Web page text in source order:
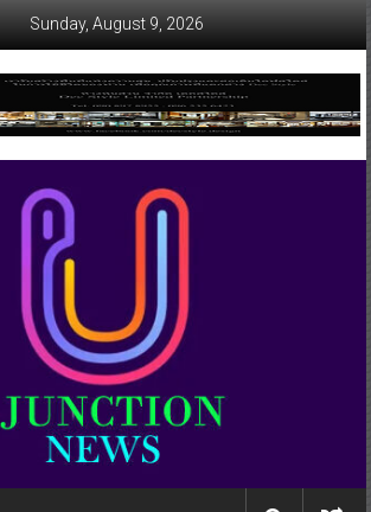
Sunday, August 9, 2026